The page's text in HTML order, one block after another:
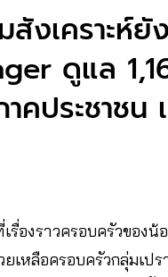
งเคราะห์
ดูแล
ประชาชน
รื่องราวครอบครัวของ
เหลือครอบครัวกลุ่มเป